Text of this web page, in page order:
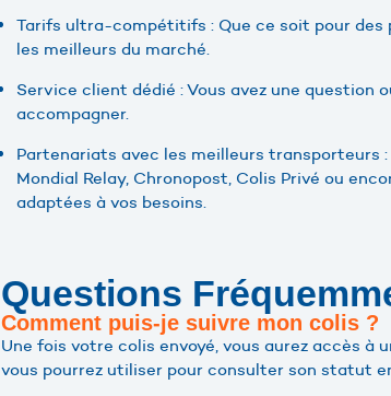
Tarifs ultra-compétitifs : Que ce soit pour
les meilleurs du marché.
Service client dédié : Vous avez une question
accompagner.
Partenariats avec les meilleurs transporteurs
Mondial Relay, Chronopost, Colis Privé ou
adaptées à vos besoins.
Questions
Comment puis-je suivre mon colis ?
Une fois votre colis envoyé, vous aurez accès à
vous pourrez utiliser pour consulter son statut